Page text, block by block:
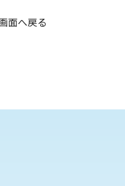
面へ戻る